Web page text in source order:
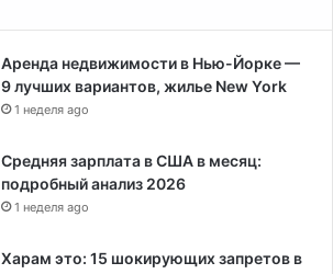
Аренда недвижимости в Нью-Йорке —
9 лучших вариантов, жилье New York
1 неделя ago
Средняя зарплата в США в месяц:
подробный анализ 2026
1 неделя ago
Харам это: 15 шокирующих запретов в